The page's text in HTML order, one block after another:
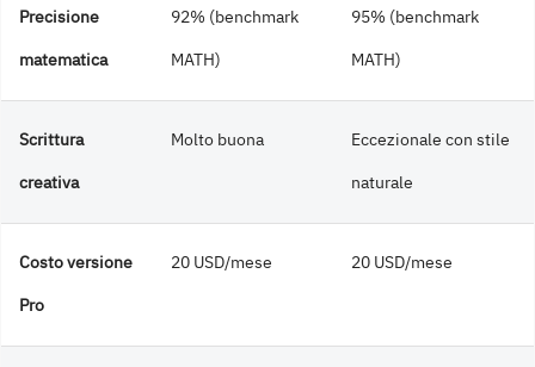
Precisione
matematica
92% (benchmark
MATH)
95% (benchmark
MATH)
Scrittura
creativa
Molto buona
Eccezionale con stile
naturale
Costo versione
Pro
20 USD/mese 20 USD/mese